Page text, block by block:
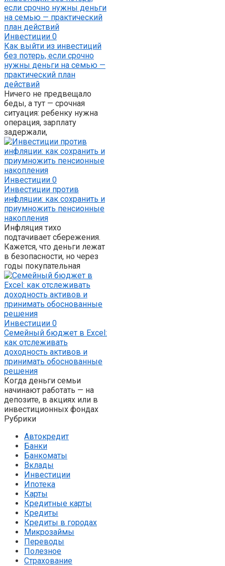
Инвестиции 0
Как выйти из инвестиций
без потерь, если срочно
нужны деньги на семью —
практический план
действий
Ничего не предвещало
беды, а тут — срочная
ситуация: ребенку нужна
операция, зарплату
задержали,
Инвестиции 0
Инвестиции против
инфляции: как сохранить и
приумножить пенсионные
накопления
Инфляция тихо
подтачивает сбережения.
Кажется, что деньги лежат
в безопасности, но через
годы покупательная
Инвестиции 0
Семейный бюджет в Excel:
как отслеживать
доходность активов и
принимать обоснованные
решения
Когда деньги семьи
начинают работать — на
депозите, в акциях или в
инвестиционных фондах
Рубрики
Автокредит
Банки
Банкоматы
Вклады
Инвестиции
Ипотека
Карты
Кредитные карты
Кредиты
Кредиты в городах
Микрозаймы
Переводы
Полезное
Страхование